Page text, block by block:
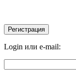
Login или e-mail: